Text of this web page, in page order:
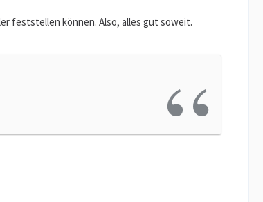
feststellen können. Also, alles gut soweit.